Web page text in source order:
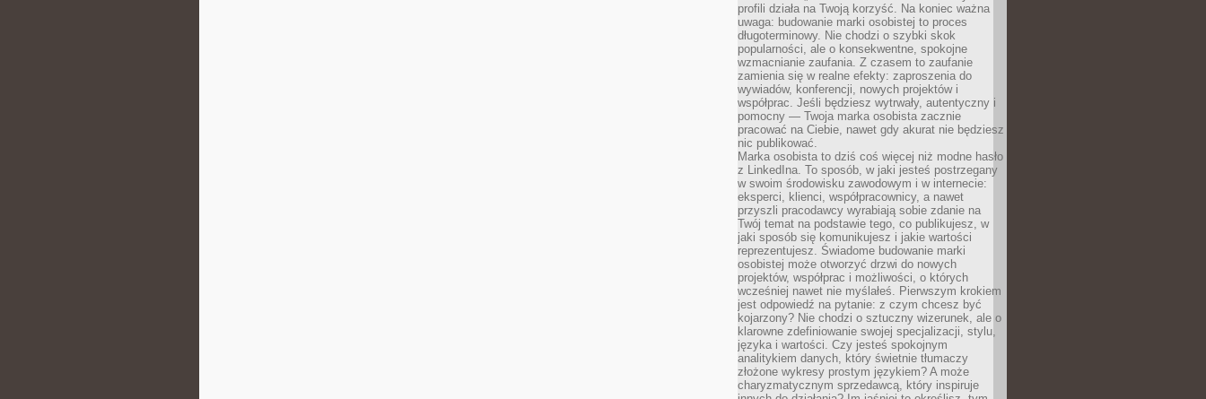
profili działa na Twoją korzyść. Na koniec ważna
uwaga: budowanie marki osobistej to proces
długoterminowy. Nie chodzi o szybki skok
popularności, ale o konsekwentne, spokojne
wzmacnianie zaufania. Z czasem to zaufanie
zamienia się w realne efekty: zaproszenia do
wywiadów, konferencji, nowych projektów i
współprac. Jeśli będziesz wytrwały, autentyczny i
pomocny — Twoja marka osobista zacznie
pracować na Ciebie, nawet gdy akurat nie będziesz
nic publikować.
Marka osobista to dziś coś więcej niż modne hasło
z LinkedIna. To sposób, w jaki jesteś postrzegany
w swoim środowisku zawodowym i w internecie:
eksperci, klienci, współpracownicy, a nawet
przyszli pracodawcy wyrabiają sobie zdanie na
Twój temat na podstawie tego, co publikujesz, w
jaki sposób się komunikujesz i jakie wartości
reprezentujesz. Świadome budowanie marki
osobistej może otworzyć drzwi do nowych
projektów, współprac i możliwości, o których
wcześniej nawet nie myślałeś. Pierwszym krokiem
jest odpowiedź na pytanie: z czym chcesz być
kojarzony? Nie chodzi o sztuczny wizerunek, ale o
klarowne zdefiniowanie swojej specjalizacji, stylu,
języka i wartości. Czy jesteś spokojnym
analitykiem danych, który świetnie tłumaczy
złożone wykresy prostym językiem? A może
charyzmatycznym sprzedawcą, który inspiruje